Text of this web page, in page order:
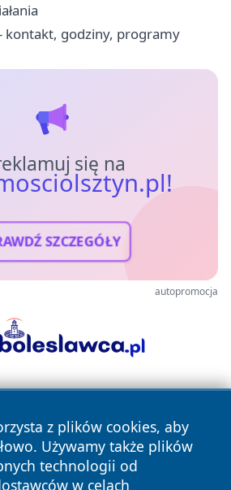
kontakt, godziny, programy
się na
SZCZEGÓŁY
autopromocja
z plików cookies, aby
Używamy także plików
technologii od
w celach